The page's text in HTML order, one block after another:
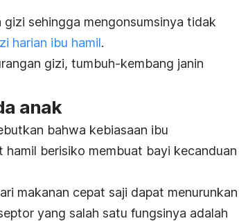
gizi sehingga mengonsumsinya tidak
harian ibu hamil.
gizi, tumbuh-kembang janin
anak
bahwa kebiasaan ibu
berisiko membuat bayi kecanduan
makanan cepat saji dapat menurunkan
yang salah satu fungsinya adalah